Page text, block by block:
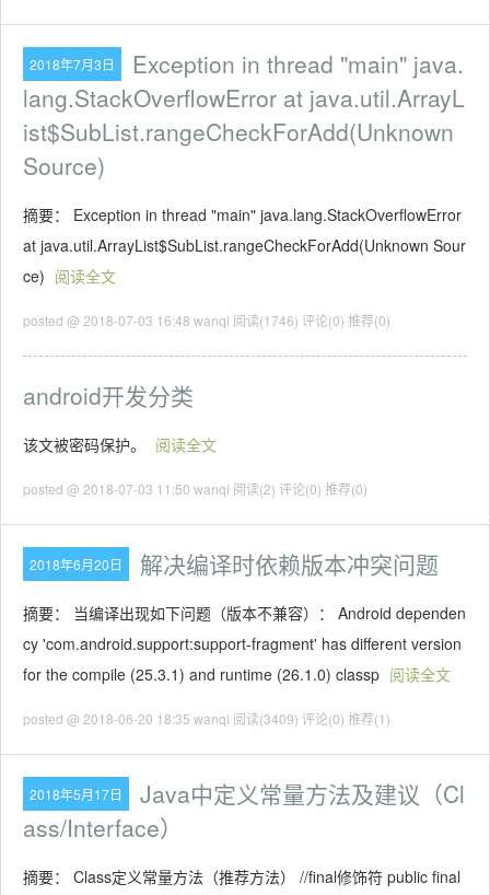
2018年7月3日
Exception in thread "main" java.
lang.StackOverflowError at java.util.ArrayL
ist$SubList.rangeCheckForAdd(Unknown
Source)
摘要： Exception in thread "main" java.lang.StackOverflowError
at java.util.ArrayList$SubList.rangeCheckForAdd(Unknown Sour
ce) 阅读全文
posted @ 2018-07-03 16:48 wanqi 阅读(1746) 评论(0) 推荐(0)
android开发分类
该文被密码保护。 阅读全文
posted @ 2018-07-03 11:50 wanqi 阅读(2) 评论(0) 推荐(0)
2018年6月20日 解决编译时依赖版本冲突问题
摘要： 当编译出现如下问题（版本不兼容）： Android dependen
cy 'com.android.support:support-fragment' has different version
for the compile (25.3.1) and runtime (26.1.0) classp 阅读全文
posted @ 2018-06-20 18:35 wanqi 阅读(3409) 评论(0) 推荐(1)
2018年5月17日
Java中定义常量方法及建议（Cl
ass/Interface）
摘要： Class定义常量方法（推荐方法） //final修饰符 public final